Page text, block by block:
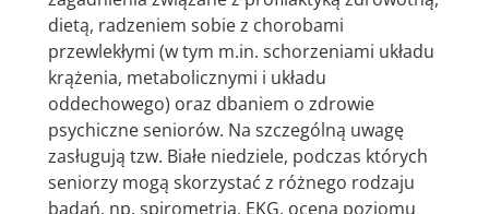
dietą, radzeniem sobie z chorobami
przewlekłymi (w tym m.in. schorzeniami układu
krążenia, metabolicznymi i układu
oddechowego) oraz dbaniem o zdrowie
psychiczne seniorów. Na szczególną uwagę
zasługują tzw. Białe niedziele, podczas których
seniorzy mogą skorzystać z różnego rodzaju
badań, np. spirometria, EKG, ocena poziomu